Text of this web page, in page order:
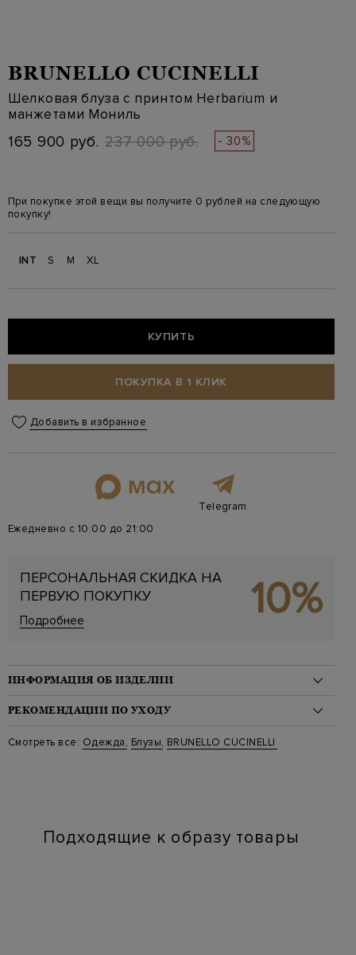
BRUNELLO CUCINELLI
Шелковая блуза с принтом Herbarium и
манжетами Мониль
165 900 руб. 237 000 руб. - 30%
При покупке этой вещи вы получите 0 рублей на следующую
покупку!
INT S M XL
КУПИТЬ
ПОКУПКА В 1 КЛИК
Добавить в избранное
Telegram
Ежедневно с 10:00 до 21:00
ПЕРСОНАЛЬНАЯ СКИДКА НА
ПЕРВУЮ ПОКУПКУ
Подробнее 10%
ИНФОРМАЦИЯ ОБ ИЗДЕЛИИ
Материал: шелк 100%
На модели: 175/82/60/91 на модели размер M
Цвет: Белый
Артикул: mq999nl486 c6001
РЕКОМЕНДАЦИИ ПО УХОДУ
Стирка: Стирка запрещена
Отбеливание: Отбеливание запрещено
Смотреть все: Одежда, Блузы, BRUNELLO CUCINELLI
Подходящие к образу товары